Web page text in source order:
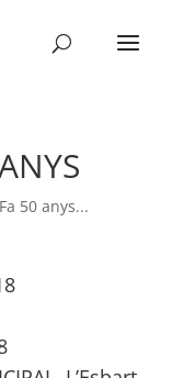
Fa 50 anys...